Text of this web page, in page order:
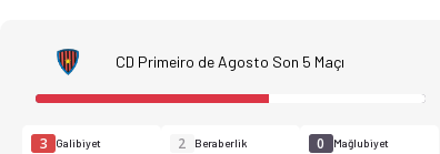
CD Primeiro de Agosto Son 5 Maçı
3 Galibiyet 2 Beraberlik 0 Mağlubiyet